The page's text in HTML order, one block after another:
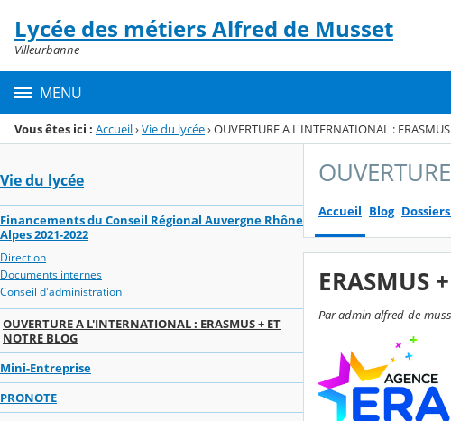
Menu de la rubrique
Contenu
Lycée des métiers Alfred de Musset
Villeurbanne
MENU
Vous êtes ici : Accueil›Vie du lycée›OUVERTURE A L'INTERNATIONAL :
Vie du lycée
Financements du Conseil Régional Auvergne Rhône
Alpes 2021-2022
Direction
Documents internes
Conseil d'administration
OUVERTURE A L'INTERNATIONAL : ERASMUS + ET
NOTRE BLOG
Mini-Entreprise
PRONOTE
Accueil Blog
ERASMUS +
Par admin alfred-de-